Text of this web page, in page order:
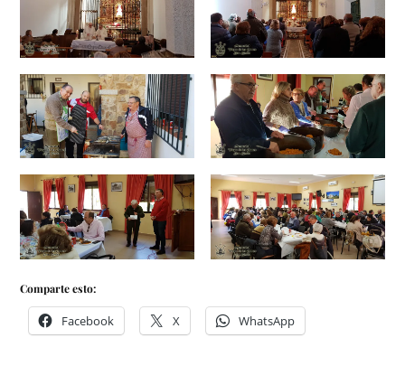
Comparte esto:
Facebook X WhatsApp